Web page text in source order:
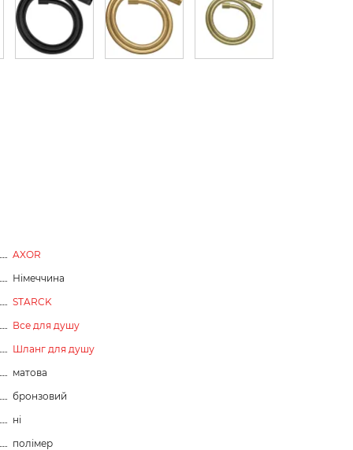
AXOR
Німеччина
STARCK
Все для душу
Шланг для душу
матова
бронзовий
ні
полімер